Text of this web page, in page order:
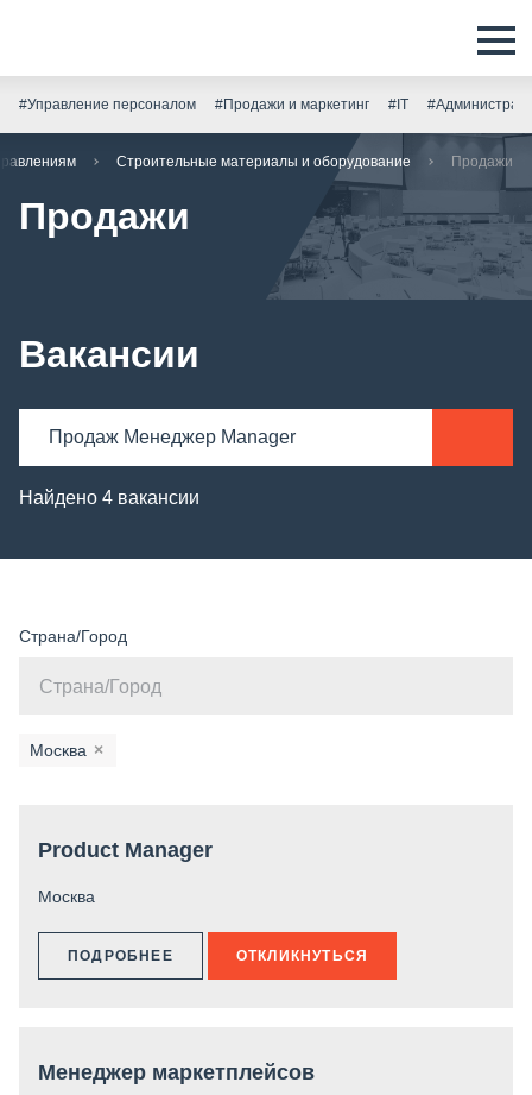
#Управление персоналом #Продажи и маркетинг #IT
Строительные материалы и оборудование Продажи
Продажи
Вакансии
Найдено 4 вакансии
Страна/Город
×
Москва
Product Manager
Москва
ПОДРОБНЕЕ ОТКЛИКНУТЬСЯ
Менеджер маркетплейсов